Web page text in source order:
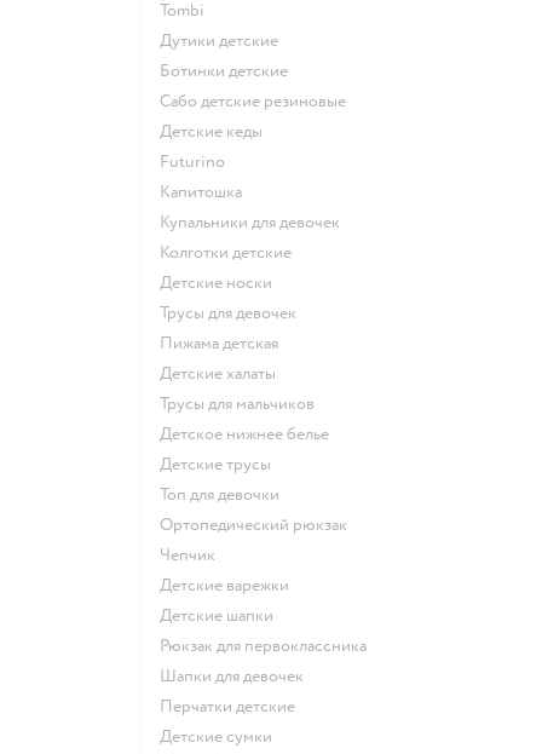
Tombi
Дутики детские
Ботинки детские
Сабо детские резиновые
Детские кеды
Futurino
Капитошка
Купальники для девочек
Колготки детские
Детские носки
Трусы для девочек
Пижама детская
Детские халаты
Трусы для мальчиков
Детское нижнее белье
Детские трусы
Топ для девочки
Ортопедический рюкзак
Чепчик
Детские варежки
Детские шапки
Рюкзак для первоклассника
Шапки для девочек
Перчатки детские
Детские сумки